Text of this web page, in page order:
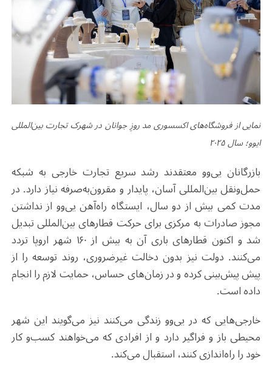
نمایی از فروشگاه‌های اکسسوری مد روزِ جوانان در شهرک تجارت بین‌المللی
ایوو؛ سال ۲۰۲۵
بازرگانان یی‌وو معتقدند رشد سریع تجارت خارجی به شبکه
حمل‌ونقل بین‌المللی آسان، پایدار و مقرون‌به‌صرفه نیاز دارد. در
مدت کمی بیش از دو سال، ایستگاه راه‌آهن یی‌وو از نداشتن
مجوز صادرات به مرکزی برای حرکت قطارهای بین‌المللی تبدیل
شد و اکنون قطارهای باری آن به بیش از ۱۶۰ شهر اروپا تردد
می‌کنند. دولت نیز بدون دخالت غیرضروری، روند توسعه را از
پیش پیش‌بینی کرده و در زمان‌های حساس، حمایت لازم را انجام
داده است.
خارجی‌هایی که در یی‌وو زندگی می‌کنند نیز می‌گویند این شهر
محیطی باز و فراگیر دارد و از افرادی که می‌خواهند کسب‌و کار
خود را راه‌اندازی کنند، استقبال می‌کند.